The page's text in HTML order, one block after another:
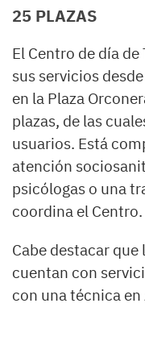
25 PLAZAS
El Centro de día
sus servicios
en la Plaza
plazas, de las
usuarios. Está
atención
psicólogas o una
coordina el Centro.
Cabe destacar
cuentan con
con una técnica